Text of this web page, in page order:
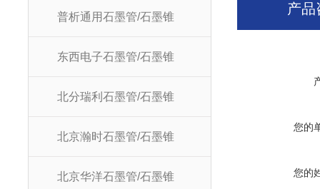
普析通用石墨管/石墨锥
东西电子石墨管/石墨锥
北分瑞利石墨管/石墨锥
北京瀚时石墨管/石墨锥
北京华洋石墨管/石墨锥
产品
您的
您的